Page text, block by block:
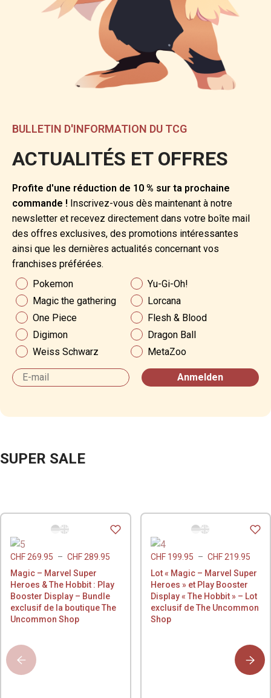
BULLETIN D'INFORMATION DU TCG
ACTUALITÉS ET OFFRES
Profite d'une réduction de 10 % sur ta prochaine
commande ! Inscrivez-vous dès maintenant à notre
newsletter et recevez directement dans votre boîte mail
des offres exclusives, des promotions intéressantes
ainsi que les dernières actualités concernant vos
franchises préférées.
News & Angebote
Pokemon
Yu-Gi-Oh!
Magic the gathering
Lorcana
One Piece
Flesh & Blood
Digimon
Dragon Ball
Weiss Schwarz
MetaZoo
Email
Anmelden
SUPER SALE
CHF 269.95 – CHF 289.95
Magic – Marvel Super
Heroes & The Hobbit : Play
Booster Display – Bundle
exclusif de la boutique The
Uncommon Shop
CHF199.95 – CHF219.95
Lot « Magic – Marvel Super
Heroes » et Play Booster
Display « The Hobbit » – Lot
exclusif de The Uncommon
Shop